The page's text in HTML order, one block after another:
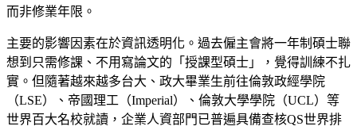
而非修業年限。
主要的影響因素在於資訊透明化。過去僱主會將一年制碩士聯
想到只需修課、不用寫論文的「授課型碩士」，覺得訓練不扎
實。但隨著越來越多台大、政大畢業生前往倫敦政經學院
（LSE）、帝國理工（Imperial）、倫敦大學學院（UCL）等
世界百大名校就讀，企業人資部門已普遍具備查核QS世界排